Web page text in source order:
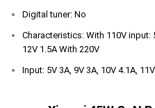
Digital tuner: No
Characteristics: With 110V input:
12V 1.5A With 220V
Input: 5V 3A, 9V 3A, 10V 4.1A,